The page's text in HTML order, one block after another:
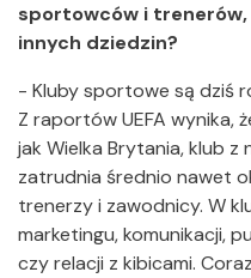
sportowców i
innych dziedzin?
- Kluby sportowe są dziś
Z raportów UEFA wynika,
jak Wielka Brytania, klub z
zatrudnia średnio nawet
trenerzy i zawodnicy. W
marketingu, komunikacji,
czy relacji z kibicami.